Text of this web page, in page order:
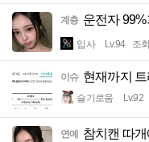
계층 운전자
입사 Lv.94 조
이슈 현재까지
슬기로움 Lv.92
연예 참치캔 따